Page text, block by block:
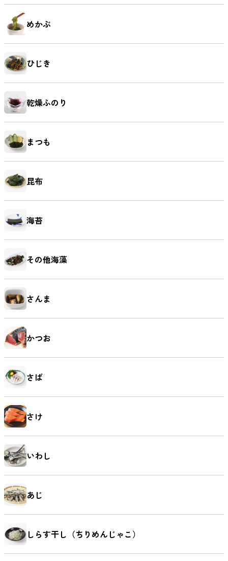
めかぶ
ひじき
乾燥ふのり
まつも
昆布
海苔
その他海藻
さんま
かつお
さば
さけ
いわし
あじ
しらす干し（ちりめんじゃこ）